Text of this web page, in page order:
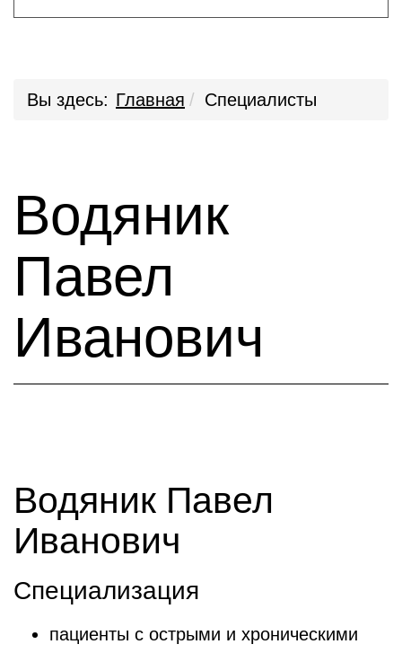
Вы здесь: Главная Специалисты
Водяник
Павел
Иванович
Водяник Павел
Иванович
Специализация
пациенты с острыми и хроническими